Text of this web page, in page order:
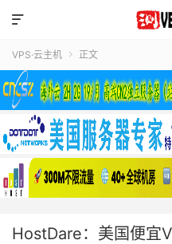

VPS·云主机  正文
HostDare：美国便宜